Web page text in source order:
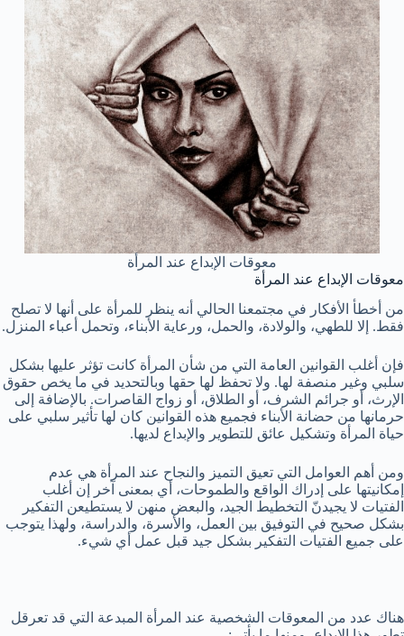
معوقات الإبداع عند المرأة
معوقات الإبداع عند المرأة
من أخطأ الأفكار في مجتمعنا الحالي أنه ينظر للمرأة على أنها لا تصلح
فقط. إلا للطهي، والولادة، والحمل، ورعاية الأبناء، وتحمل أعباء المنزل.
فإن أغلب القوانين العامة التي من شأن المرأة كانت تؤثر عليها بشكل
سلبي وغير منصفة لها. ولا تحفظ لها حقها وبالتحديد في ما يخص حقوق
الإرث، أو جرائم الشرف، أو الطلاق، أو زواج القاصرات. بالإضافة إلى
حرمانها من حضانة الأبناء فجميع هذه القوانين كان لها تأثير سلبي على
حياة المرأة وتشكيل عائق للتطوير والإبداع لديها.
ومن أهم العوامل التي تعيق التميز والنجاح عند المرأة هي عدم
إمكانيتها على إدراك الواقع والطموحات، أي بمعنى آخر إن أغلب
الفتيات لا يجيدنّ التخطيط الجيد، والبعض منهن لا يستطيعن التفكير
بشكل صحيح في التوفيق بين العمل، والأسرة، والدراسة، ولهذا يتوجب
على جميع الفتيات التفكير بشكل جيد قبل عمل أي شيء.
هناك عدد من المعوقات الشخصية عند المرأة المبدعة التي قد تعرقل